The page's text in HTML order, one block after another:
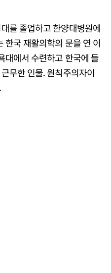
를 졸업하고 한양대병원에
한국 재활의학의 문을 연 이
대에서 수련하고 한국에 들
무한 인물. 원칙주의자이